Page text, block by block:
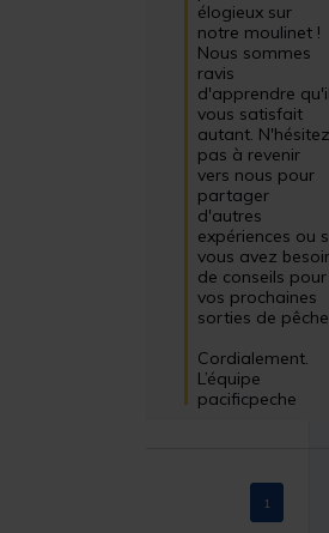
élogieux sur
notre moulinet !
Nous sommes
ravis
d'apprendre
vous satisfait
autant.
pas à revenir
vers nous pour
partager
d'autres
expériences ou
vous avez
de conseils pour
vos prochaines
sorties de
Cordialement.
L’équipe
pacificpeche
1